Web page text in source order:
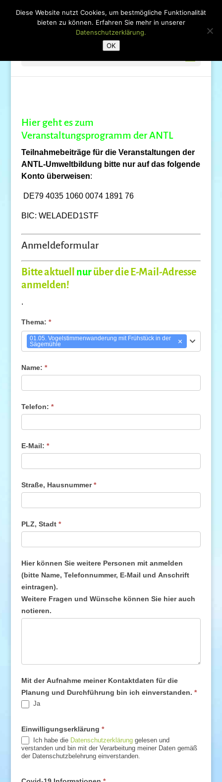
Hier geht es zum
Veranstaltungsprogramm der ANTL
Teilnahmebeiträge für die Veranstaltungen der
ANTL-Umweltbildung bitte nur auf das folgende
Konto überweisen:
DE79 4035 1060 0074 1891 76
BIC: WELADED1STF
Anmeldeformular
Bitte aktuell nurüber die E-Mail-Adresse
anmelden!
.
ANTL
Programm
Thema: *
01.05. Vogelstimmenwanderung mit Frühstück in der
Sägemühle
Name: *
Telefon: *
E-Mail: *
Straße, Hausnummer*
PLZ, Stadt *
Hier können Sie weitere Personen mit anmelden
(bitte Name, Telefonnummer, E-Mail und Anschrift
eintragen).
Weitere Fragen und Wünsche können Sie hier auch
notieren.
Mit der Aufnahme meiner Kontaktdaten für die
Planung und Durchführung bin ich einverstanden. *
Ja
Einwilligungserklärung *
Ich habe die Datenschutzerklärunggelesen und
verstanden und bin mit der Verarbeitung meiner Daten gemäß
der Datenschutzbelehrung einverstanden.
Diese Website nutzt Cookies, um bestmögliche Funktionalität
bieten zu können. Erfahren Sie mehr in unserer
Datenschutzerklärung.
OK